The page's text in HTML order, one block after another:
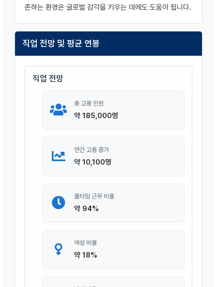
존하는 환경은 글로벌 감각을 키우는 데에도 도움이 됩니다.
직업 전망 및 평균 연봉
직업 전망
총 고용 인원
약 185,000명
연간 고용 증가
약 10,100명
풀타임 근무 비율
약 94%
여성 비율
약 18%